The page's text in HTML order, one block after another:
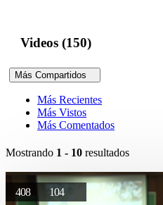
Videos (150)
Más Compartidos
Más Recientes
Más Vistos
Más Comentados
Mostrando 1 - 10 resultados
408 104